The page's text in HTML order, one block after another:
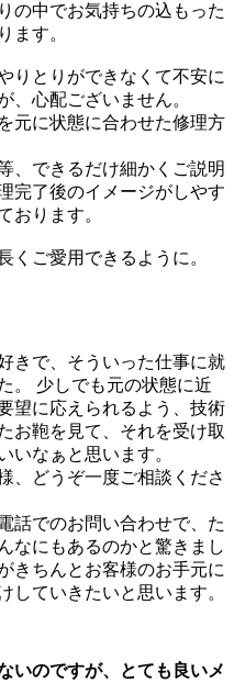
の中でお気持ちの込もった
ます。
りとりができなくて不安に
、心配ございません。
元に状態に合わせた修理方
、できるだけ細かくご説明
完了後のイメージがしやす
おります。
くご愛用できるように。
きで、そういった仕事に就
。 少しでも元の状態に近
望に応えられるよう、技術
お鞄を見て、それを受け取
いなぁと思います。
、どうぞ一度ご相談くださ
話でのお問い合わせで、た
なにもあるのかと驚きまし
きちんとお客様のお手元に
していきたいと思います。
いのですが、とても良いメ